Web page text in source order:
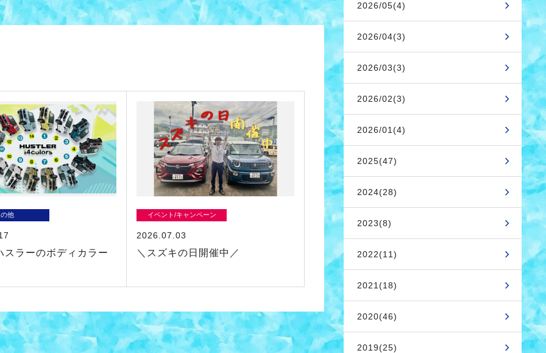
他
スラーのボディカラー
イベント/キャンペーン
2026.07.03
＼スズキの日開催中／
2026/05(4)
2026/04(3)
2026/03(3)
2026/02(3)
2026/01(4)
2025(47)
2024(28)
2023(8)
2022(11)
2021(18)
2020(46)
2019(25)